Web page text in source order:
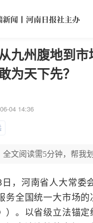
九州腹地到
为天下先？
04 14:36
全文阅读需5分钟，帮我
，河南省人大常委
务全国统一大市场
）。以省级立法锚定